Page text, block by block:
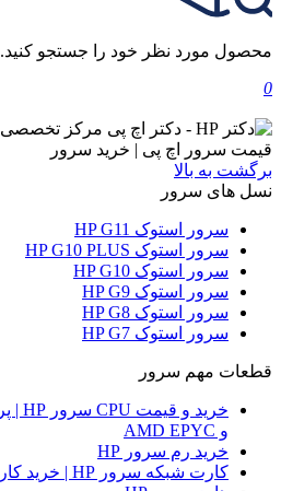
محصول مورد نظر خود را جستجو کنید.
0
برگشت به بالا
نسل های سرور
سرور استوک HP G11
سرور استوک HP G10 PLUS
سرور استوک HP G10
سرور استوک HP G9
سرور استوک HP G8
سرور استوک HP G7
قطعات مهم سرور
و AMD EPYC
خرید رم سرور HP
کارت شبکه سرور HP | خرید کارت شبکه HP